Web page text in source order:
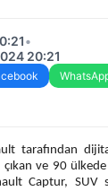
•
20:21
tarafından
çıkan ve 90
Captur, SUV